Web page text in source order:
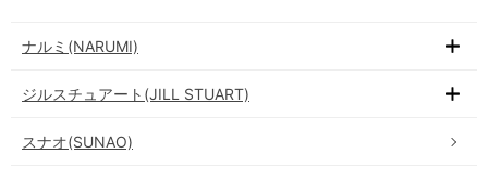
ナルミ(NARUMI)
ジルスチュアート(JILL STUART)
スナオ(SUNAO)